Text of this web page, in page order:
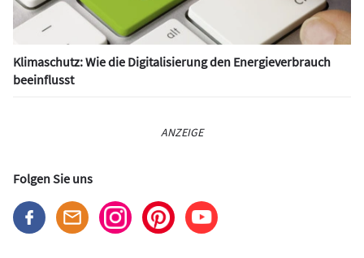
Klimaschutz: Wie die Digitalisierung den Energieverbrauch
beeinflusst
ANZEIGE
Folgen Sie uns